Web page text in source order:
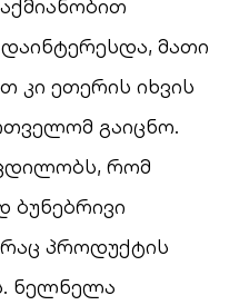
მათი
კი ეთერის იხვის
გაიცნო.
რომ
ბუნებრივი
პროდუქტის
ნელნელა